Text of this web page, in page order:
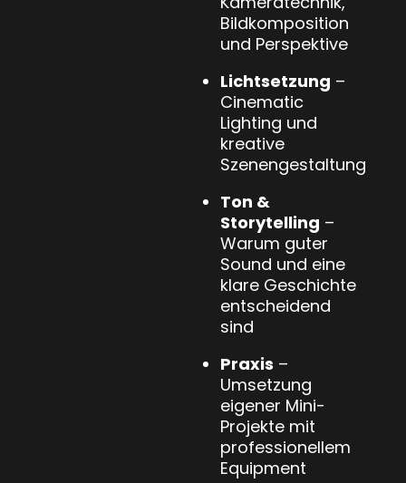
Bildkomposition
und Perspektive
Lichtsetzung –
Cinematic
Lighting und
kreative
Szenengestaltung
Ton &
Storytelling –
Warum guter
Sound und eine
klare Geschichte
entscheidend
sind
Praxis –
Umsetzung
eigener Mini-
Projekte mit
professionellem
Equipment